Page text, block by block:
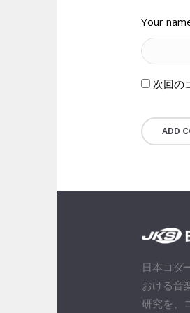
Your
次回の
日本コダ
おける音
研究を、